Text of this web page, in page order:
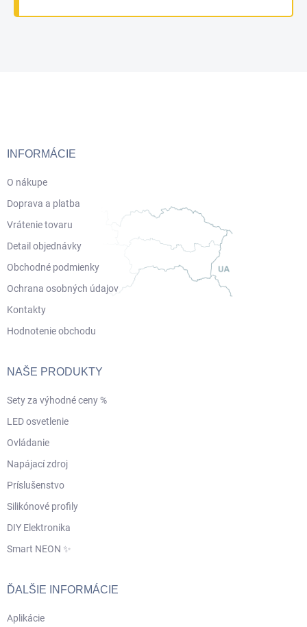
INFORMÁCIE
O nákupe
Doprava a platba
Vrátenie tovaru
Detail objednávky
Obchodné podmienky
Ochrana osobných údajov
Kontakty
Hodnotenie obchodu
NAŠE PRODUKTY
Sety za výhodné ceny %
LED osvetlenie
Ovládanie
Napájací zdroj
Príslušenstvo
Silikónové profily
DIY Elektronika
Smart NEON ✨
ĎALŠIE INFORMÁCIE
Aplikácie